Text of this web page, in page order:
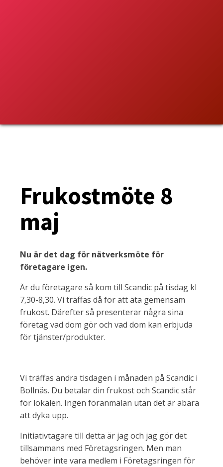
Frukostmöte 8
maj
Nu är det dag för nätverksmöte för
företagare igen.
Är du företagare så kom till Scandic på tisdag kl
7,30-8,30. Vi träffas då för att äta gemensam
frukost. Därefter så presenterar några sina
företag vad dom gör och vad dom kan erbjuda
för tjänster/produkter.
Vi träffas andra tisdagen i månaden på Scandic i
Bollnäs. Du betalar din frukost och Scandic står
för lokalen. Ingen föranmälan utan det är abara
att dyka upp.
Initiativtagare till detta är jag och jag gör det
tillsammans med Företagsringen. Men man
behöver inte vara medlem i Företagsringen för